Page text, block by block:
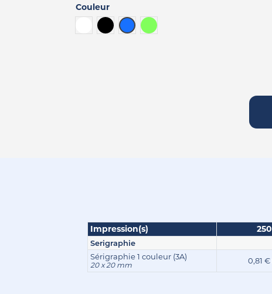
Couleur
Blanc
Noir Bleu Vert lime
Impression(s) 250
Serigraphie
Sérigraphie 1 couleur (3A)
20 x 20 mm 0,81 €